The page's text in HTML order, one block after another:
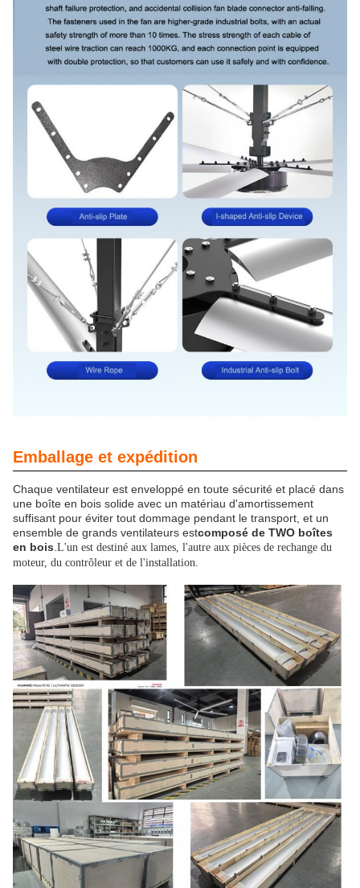
Emballage et expédition
Chaque ventilateur est enveloppé en toute sécurité et placé dans
une boîte en bois solide avec un matériau d'amortissement
suffisant pour éviter tout dommage pendant le transport, et un
ensemble de grands ventilateurs estcomposé de TWO boîtes
en bois L'un est destiné aux lames, l'autre aux pièces de rechange du
moteur, du contrôleur et de l'installation.